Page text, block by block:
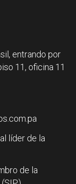
entrando por
11, oficina 11
líder de la
de la